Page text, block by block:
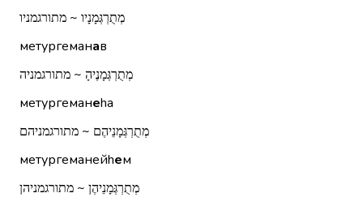
מְתֻרְגְּמָנָיו ~ מתורגמניו
метургеманав
מְתֻרְגְּמָנֶיהָ ~ מתורגמניה
метургеманеhа
מְתֻרְגְּמָנֵיהֶם ~ מתורגמניהם
метургеманейhем
מְתֻרְגְּמָנֵיהֶן ~ מתורגמניהן